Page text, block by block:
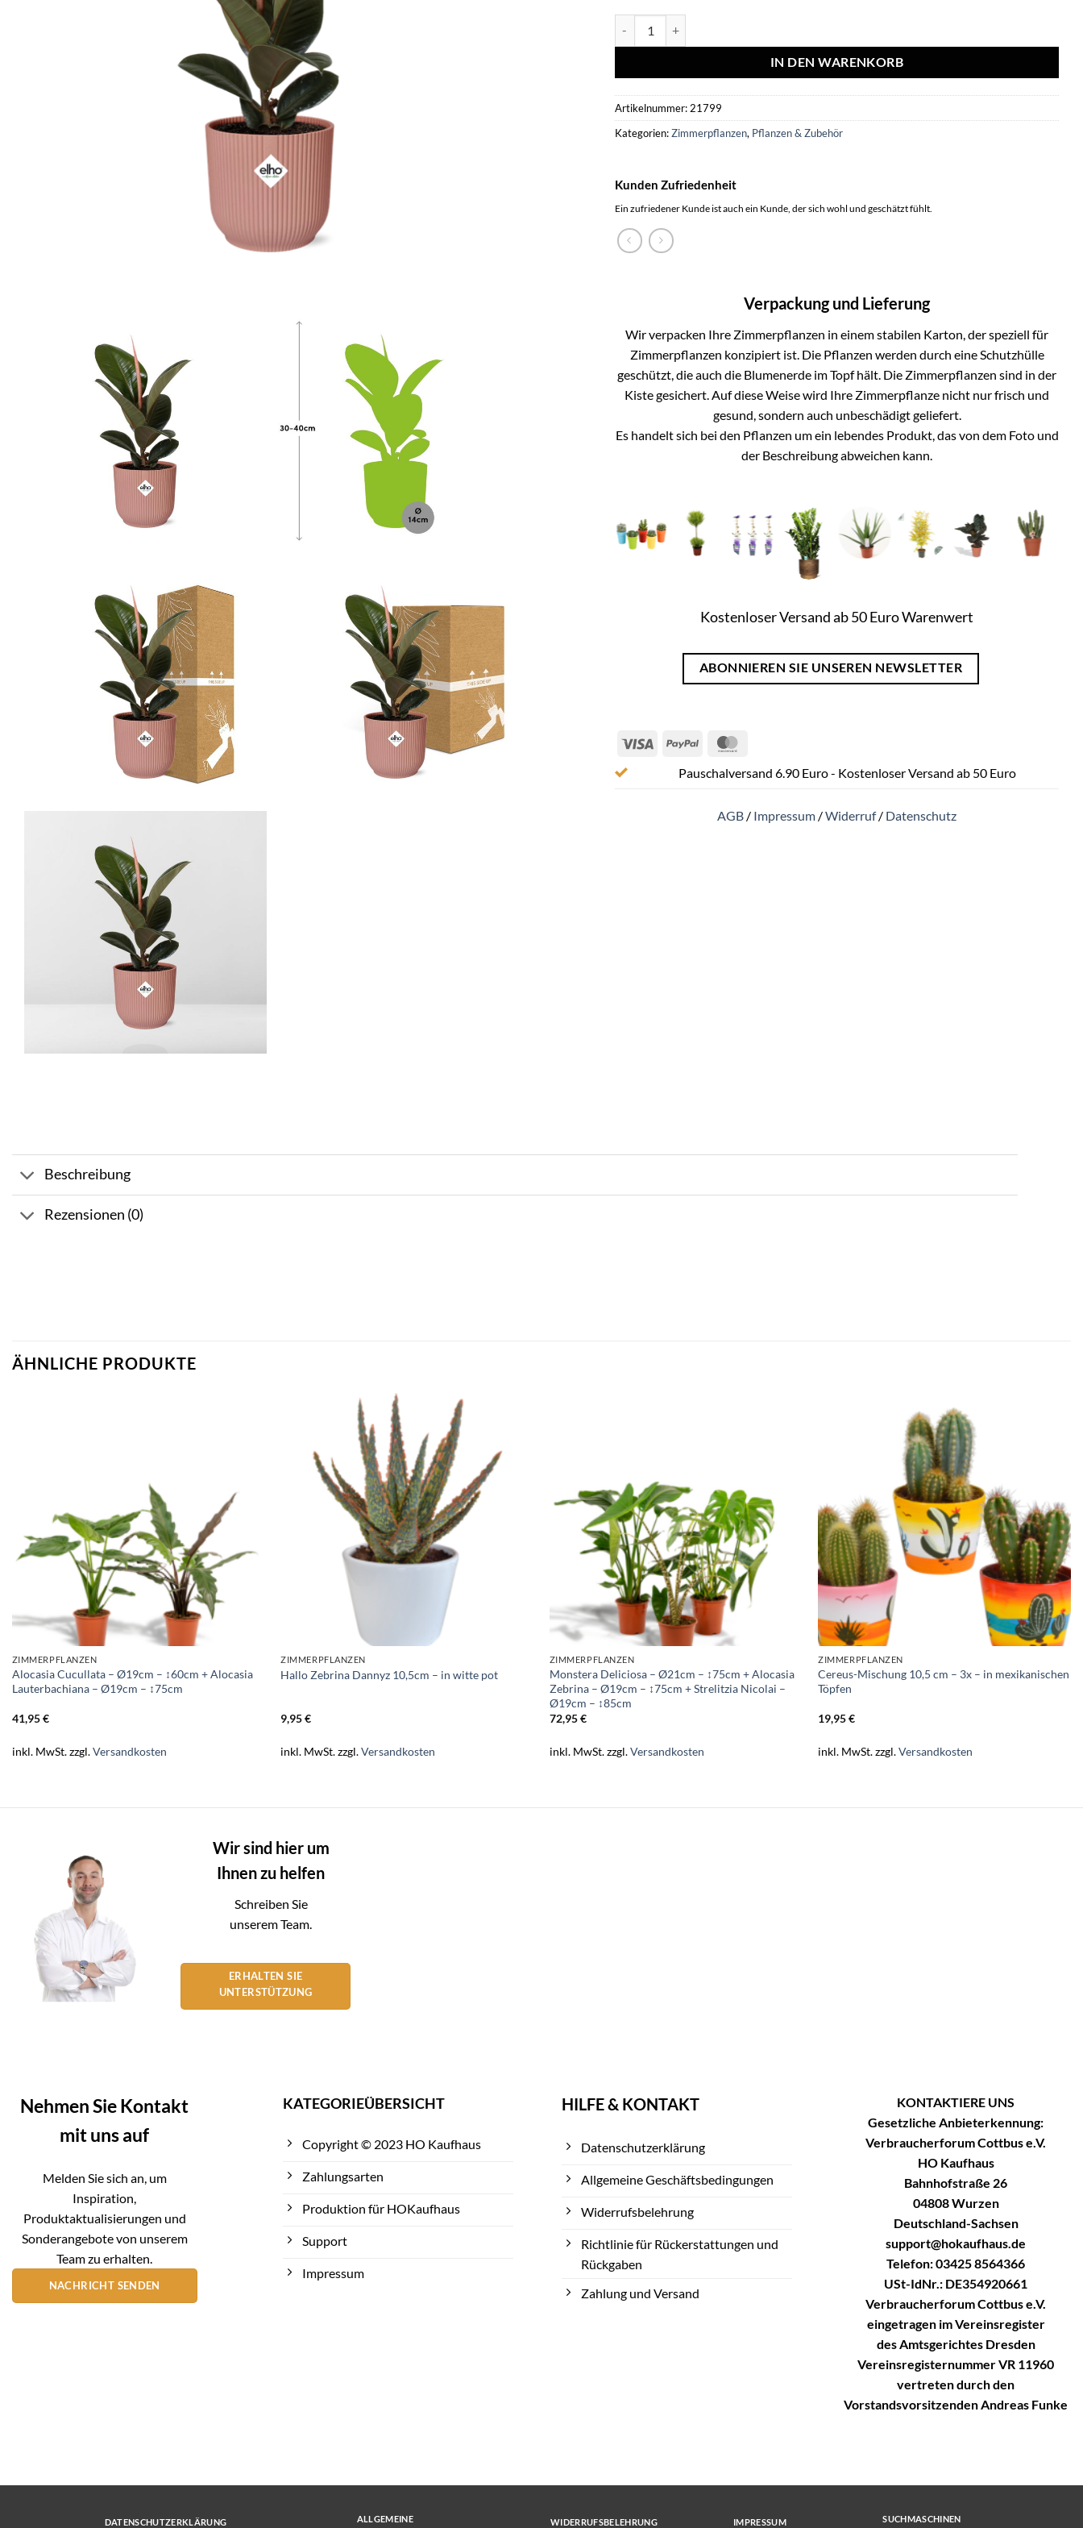
IN DEN WARENKORB
Artikelnummer: 21799
Kategorien:Zimmerpflanzen, Pflanzen & Zubehör
Kunden Zufriedenheit
Ein zufriedener Kunde ist auch ein Kunde, der sich wohl und geschätzt fühlt.
Verpackung und Lieferung
Wir verpacken Ihre Zimmerpflanzen in einem stabilen Karton, der speziell für
Zimmerpflanzen konzipiert ist. Die Pflanzen werden durch eine Schutzhülle
geschützt, die auch die Blumenerde im Topf hält. Die Zimmerpflanzen sind in der
Kiste gesichert. Auf diese Weise wird Ihre Zimmerpflanze nicht nur frisch und
gesund, sondern auch unbeschädigt geliefert.
Es handelt sich bei den Pflanzen um ein lebendes Produkt, das von dem Foto und
der Beschreibung abweichen kann.
Kostenloser Versand ab 50 Euro Warenwert
ABONNIEREN SIE UNSEREN NEWSLETTER
Visa PayPal
Pauschalversand 6.90 Euro - Kostenloser Versand ab 50 Euro
AGB / Impressum /Widerruf/ Datenschutz
Beschreibung
Rezensionen (0)
ÄHNLICHE PRODUKTE
ZIMMERPFLANZEN
Alocasia Cucullata – Ø19cm – ↕60cm + Alocasia
Lauterbachiana – Ø19cm – ↕75cm
41,95€
inkl. MwSt.zzgl.Versandkosten
ZIMMERPFLANZEN
Hallo Zebrina Dannyz 10,5cm – in witte pot
9,95€
inkl. MwSt.zzgl.Versandkosten
ZIMMERPFLANZEN
Monstera Deliciosa – Ø21cm – ↕75cm + Alocasia
Zebrina – Ø19cm – ↕75cm + Strelitzia Nicolai –
Ø19cm – ↕85cm
72,95€
inkl. MwSt.zzgl.Versandkosten
ZIMMERPFLANZEN
Cereus-Mischung 10,5 cm – 3x – in mexikanischen
Töpfen
19,95€
inkl. MwSt.zzgl.Versandkosten
Wir sind hier um
Ihnen zu helfen
Schreiben Sie
unserem Team.
ERHALTEN SIE
UNTERSTÜTZUNG
Nehmen Sie Kontakt
mit uns auf
Melden Sie sich an, um
Inspiration,
Produktaktualisierungen und
Sonderangebote von unserem
Team zu erhalten.
NACHRICHT SENDEN
KATEGORIEÜBERSICHT
Copyright © 2023 HO Kaufhaus
Zahlungsarten
Produktion für HOKaufhaus
Support
Impressum
HILFE & KONTAKT
Datenschutzerklärung
Allgemeine Geschäftsbedingungen
Widerrufsbelehrung
Richtlinie für Rückerstattungen und
Rückgaben
Zahlung und Versand
KONTAKTIERE UNS
Gesetzliche Anbieterkennung:
Verbraucherforum Cottbus e.V.
HO Kaufhaus
Bahnhofstraße 26
04808 Wurzen
Deutschland-Sachsen
support@hokaufhaus.de
Telefon: 03425 8564366
USt-IdNr.: DE354920661
Verbraucherforum Cottbus e.V.
eingetragen im Vereinsregister
des Amtsgerichtes Dresden
Vereinsregisternummer VR 11960
vertreten durch den
Vorstandsvorsitzenden Andreas Funke
DATENSCHUTZERKLÄRUNG
ALLGEMEINE
WIDERRUFSBELEHRUNG IMPRESSUM
SUCHMASCHINEN